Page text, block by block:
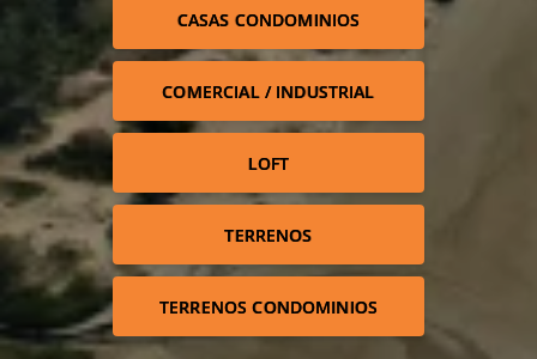
CASAS CONDOMINIOS
COMERCIAL / INDUSTRIAL
LOFT
TERRENOS
TERRENOS CONDOMINIOS